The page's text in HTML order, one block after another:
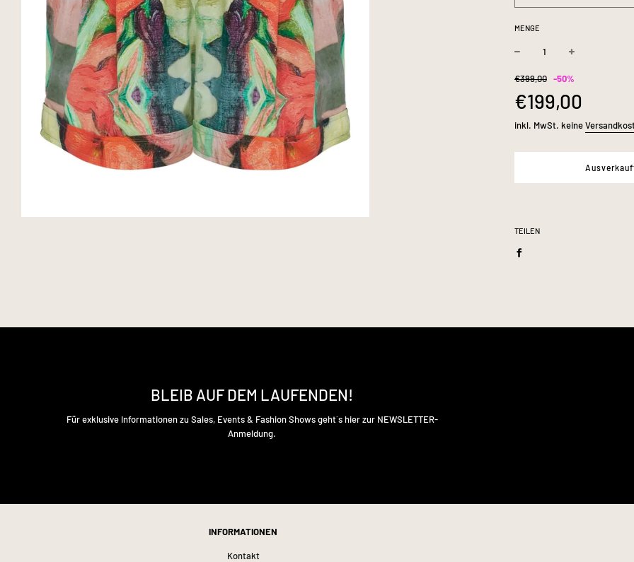
MENGE
€399,00 Sonderpreis
-50%
€199,00
inkl. MwSt. keine
TEILEN
BLEIB AUF DEM LAUFENDEN!
Für exklusive Informationen zu Sales, Events & Fashion Shows geht´s hier zur NEWSLETTER-
Anmeldung.
INFORMATIONEN
Kontakt